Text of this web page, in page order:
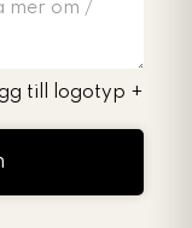
till logotyp +